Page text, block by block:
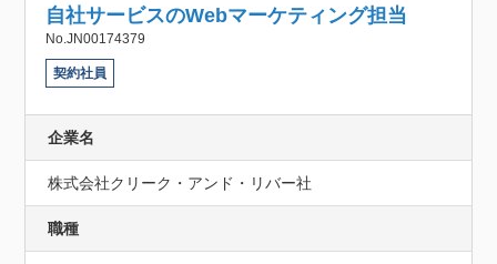
自社サービスのWebマーケティング担当
No.JN00174379
契約社員
企業名
株式会社クリーク・アンド・リバー社
職種